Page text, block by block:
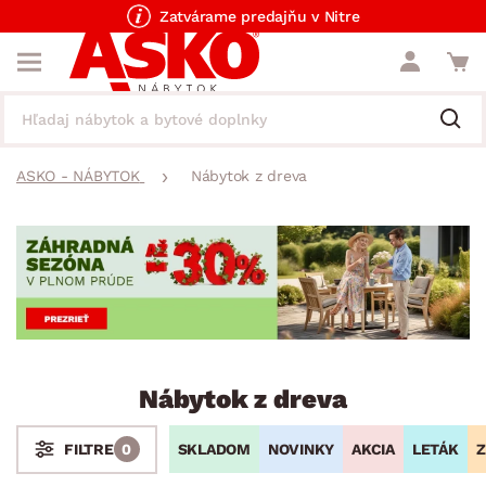
Zatvárame predajňu v Nitre
ASKO - NÁBYTOK Nábytok z dreva
Nábytok z dreva
SKLADOM NOVINKY AKCIA LETÁK
FILTRE 0